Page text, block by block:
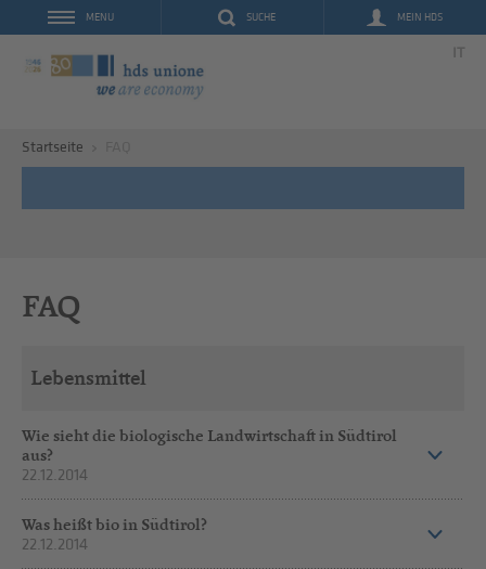
SUCHE MEIN HDS
MENU
IT
Startseite
FAQ
Lebensmittel
Wie sieht die biologische Landwirtschaft in Südtirol
aus?
22.12.2014
Was heißt bio in Südtirol?
22.12.2014